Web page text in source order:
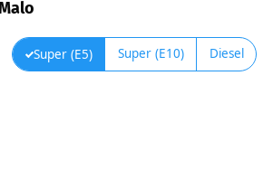
Super (E5) Super (E10) Diesel